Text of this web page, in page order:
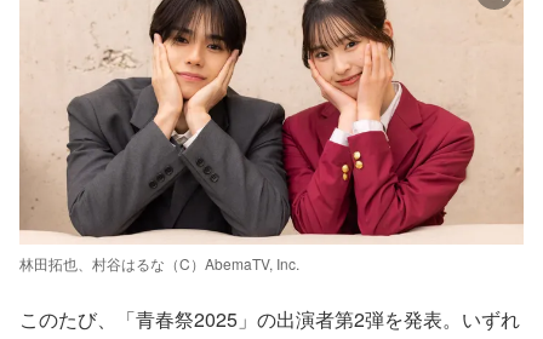
林田拓也、村谷はるな（C）AbemaTV, Inc.
このたび、「青春祭2025」の出演者第2弾を発表。いずれ